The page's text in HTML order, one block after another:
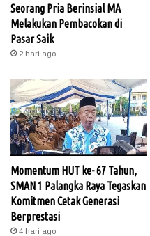
Seorang Pria Berinsial MA
Melakukan Pembacokan di
Pasar Saik
2 hari ago
Momentum HUT ke- 67 Tahun,
SMAN 1 Palangka Raya Tegaskan
Komitmen Cetak Generasi
Berprestasi
4 hari ago